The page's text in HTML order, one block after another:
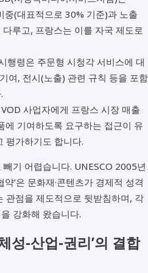
중(대표적으로 30% 기준)과 노출
루고, 프랑스는 이를 자국 제도로
행령은 주문형 시청각 서비스에 대
여, 전시(노출) 관련 규칙 등을 포함
사업자에게 프랑스 시장 매출
에 기여하도록 요구하는 접근이 유
평가하기도 합니다.
기 어렵습니다. UNESCO 2005년
’은 문화재·콘텐츠가 경제적 성격
관점을 제도적으로 뒷받침하며, 각
강화해 왔습니다.
성-산업-권리’의 결합